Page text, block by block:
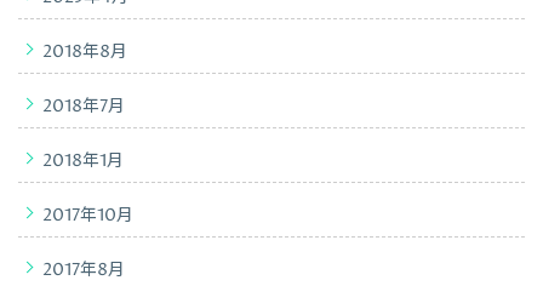
2018年8月
2018年7月
2018年1月
2017年10月
2017年8月